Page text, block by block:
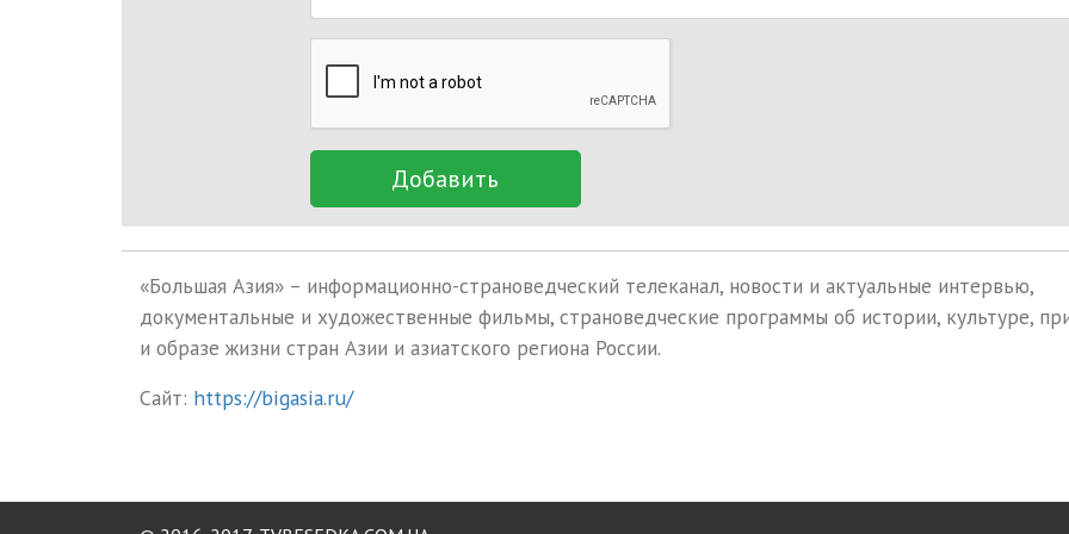
Добавить
«Большая Азия» – информационно-страноведческий телеканал, новости и актуальные интервью,
документальные и художественные фильмы, страноведческие программы об истории, культуре,
и образе жизни стран Азии и азиатского региона России.
Сайт: https://bigasia.ru/